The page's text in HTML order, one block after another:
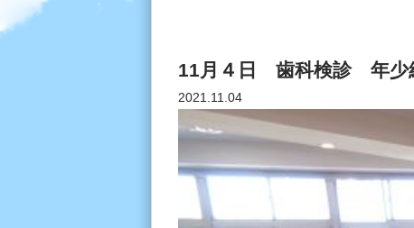
11月４日 歯科検診 年少
2021.11.04